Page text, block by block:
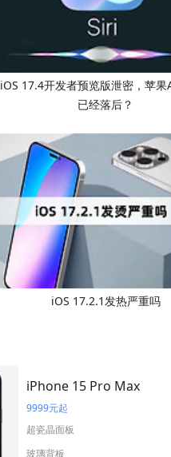
iOS 17.4开发者预览版泄密，苹果
已经落后？
iOS 17.2.1发热严重吗
iPhone 15 Pro Max
9999元起
超瓷晶面板
玻璃背板